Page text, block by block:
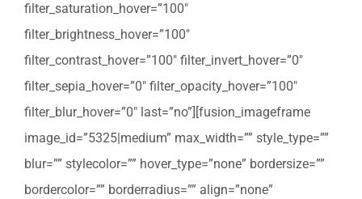
filter_saturation_hover=”100″
filter_brightness_hover=”100″
filter_contrast_hover=”100″ filter_invert_hover=”0″
filter_sepia_hover=”0″ filter_opacity_hover=”100″
filter_blur_hover=”0″ last=”no”][fusion_imageframe
image_id=”5325|medium” max_width=”” style_type=””
blur=”” stylecolor=”” hover_type=”none” bordersize=””
bordercolor=”” borderradius=”” align=”none”